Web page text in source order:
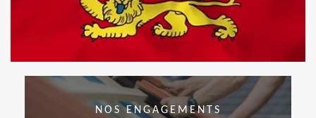
NOS ENGAGEMENTS